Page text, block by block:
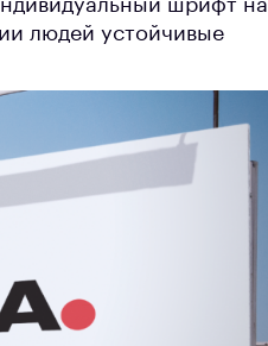
людей устойчивые